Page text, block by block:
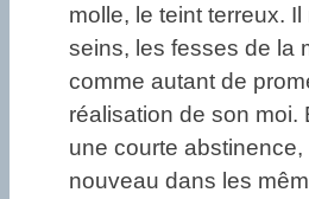
molle, le teint terreux.
seins, les fesses de la
comme autant de
réalisation de son moi.
une courte abstinence,
nouveau dans les